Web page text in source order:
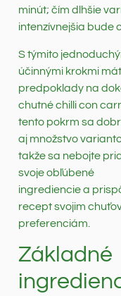
minút; čím dlhšie
intenzívnejšia bude
S týmito
účinnými krokmi
predpoklady na
chutné chilli con
tento pokrm sa
aj množstvo
takže sa nebojte
svoje obľúbené
ingrediencie a
recept svojim
preferenciám.
Základné